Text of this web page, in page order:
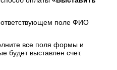
поле ФИО
все поля формы и
будет выставлен счет.